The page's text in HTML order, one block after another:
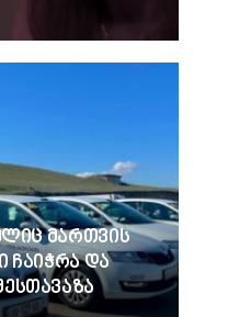
მართვის
ჩაიჭრა და